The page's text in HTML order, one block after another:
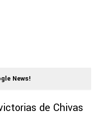
News!
de Chivas